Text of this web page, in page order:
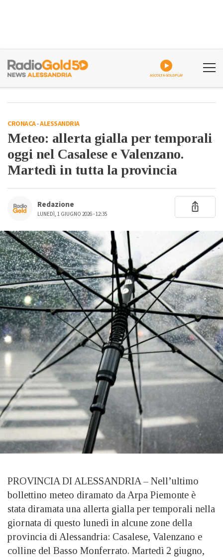
ASCOLTA GOLDPLAY
CRONACA-ALESSANDRIA
Meteo: allerta gialla per temporali
oggi nel Casalese e Valenzano.
Martedì in tutta la provincia
Redazione
LUNEDÌ, 1 GIUGNO 2026 - 12:35
PROVINCIA DI ALESSANDRIA – Nell’ultimo
bollettino meteo diramato da Arpa Piemonte è
stata diramata una allerta gialla per temporali nella
giornata di questo lunedì in alcune zone della
provincia di Alessandria: Casalese, Valenzano e
colline del Basso Monferrato. Martedì 2 giugno,